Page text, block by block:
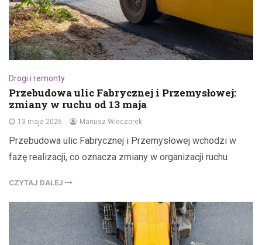
Drogi i remonty
Przebudowa ulic Fabrycznej i Przemysłowej:
zmiany w ruchu od 13 maja
13 maja 2026 Mariusz Wieczorek
Przebudowa ulic Fabrycznej i Przemysłowej wchodzi w
fazę realizacji, co oznacza zmiany w organizacji ruchu
CZYTAJ DALEJ